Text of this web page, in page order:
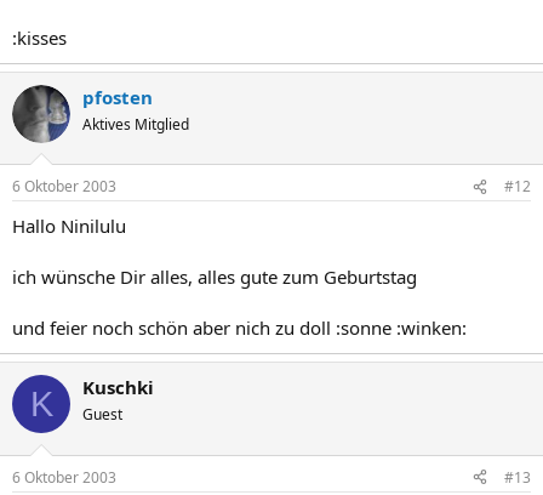
:kisses
pfosten
Aktives Mitglied
6 Oktober 2003 #12
Hallo Ninilulu
ich wünsche Dir alles, alles gute zum Geburtstag
und feier noch schön aber nich zu doll :sonne :winken:
K Kuschki
Guest
6 Oktober 2003 #13